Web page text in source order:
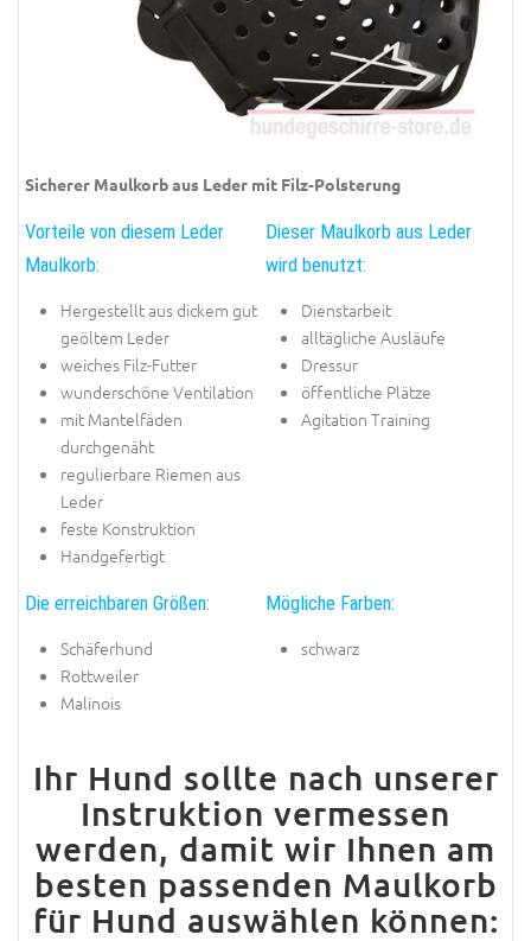
Sicherer Maulkorb aus Leder mit Filz-Polsterung
Vorteile von diesem Leder
Maulkorb:
Hergestellt aus dickem gut
geöltem Leder
weiches Filz-Futter
wunderschöne Ventilation
mit Mantelfäden
durchgenäht
regulierbare Riemen aus
Leder
feste Konstruktion
Handgefertigt
Dieser Maulkorb aus Leder
wird benutzt:
Dienstarbeit
alltägliche Ausläufe
Dressur
öffentliche Plätze
Agitation Training
Die erreichbaren Größen:
Schäferhund
Rottweiler
Malinois
Mögliche Farben:
schwarz
Ihr Hund sollte nach unserer
Instruktion vermessen
werden, damit wir Ihnen am
besten passenden Maulkorb
für Hund auswählen können: